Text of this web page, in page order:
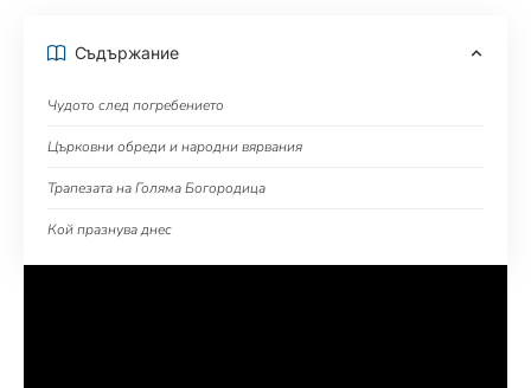
Съдържание
Чудото след погребението
Църковни обреди и народни вярвания
Трапезата на Голяма Богородица
Кой празнува днес